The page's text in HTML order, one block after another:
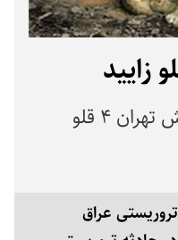
ملکه، امروز در باغ وحش تهران ۴ قلو
عراق